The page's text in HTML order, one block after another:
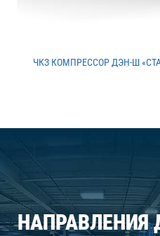
ЧКЗ КОМПРЕССОР ДЭН-Ш
НАПРАВЛЕНИЯ